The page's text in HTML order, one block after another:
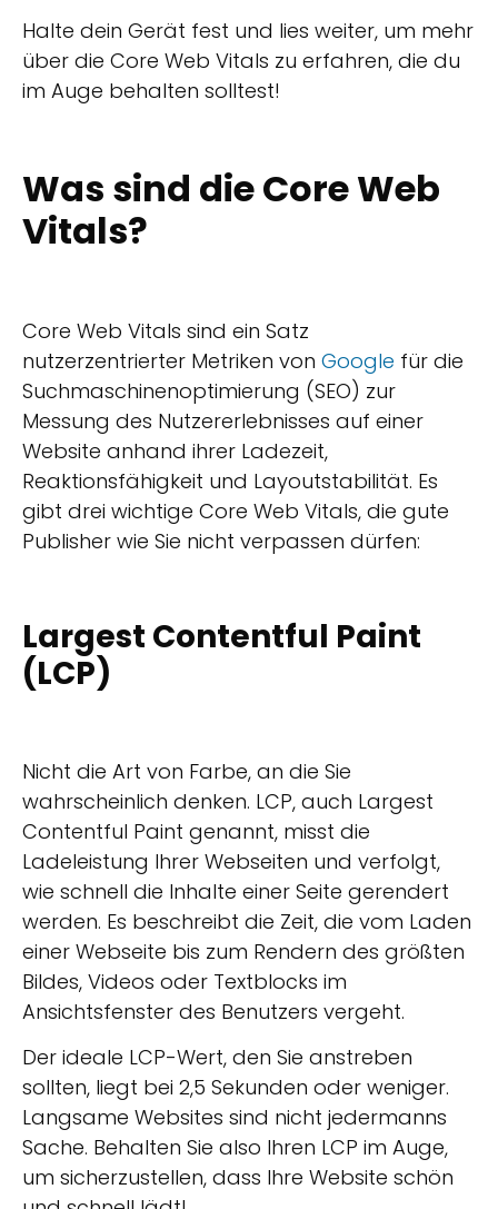
Halte dein Gerät fest und lies weiter, um mehr
über die Core Web Vitals zu erfahren, die du
im Auge behalten solltest!
Was sind die Core Web
Vitals?
Core Web Vitals sind ein Satz
nutzerzentrierter Metriken von Google für die
Suchmaschinenoptimierung (SEO) zur
Messung des Nutzererlebnisses auf einer
Website anhand ihrer Ladezeit,
Reaktionsfähigkeit und Layoutstabilität. Es
gibt drei wichtige Core Web Vitals, die gute
Publisher wie Sie nicht verpassen dürfen:
Largest Contentful Paint
(LCP)
Nicht die Art von Farbe, an die Sie
wahrscheinlich denken. LCP, auch Largest
Contentful Paint genannt, misst die
Ladeleistung Ihrer Webseiten und verfolgt,
wie schnell die Inhalte einer Seite gerendert
werden. Es beschreibt die Zeit, die vom Laden
einer Webseite bis zum Rendern des größten
Bildes, Videos oder Textblocks im
Ansichtsfenster des Benutzers vergeht.
Der ideale LCP-Wert, den Sie anstreben
sollten, liegt bei 2,5 Sekunden oder weniger.
Langsame Websites sind nicht jedermanns
Sache. Behalten Sie also Ihren LCP im Auge,
um sicherzustellen, dass Ihre Website schön